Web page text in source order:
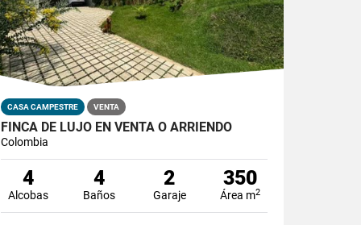
CASA CAMPESTRE VENTA
FINCA DE LUJO EN VENTA O ARRIENDO
Colombia
4
Alcobas
4
Baños
2
Garaje
350
Área m2